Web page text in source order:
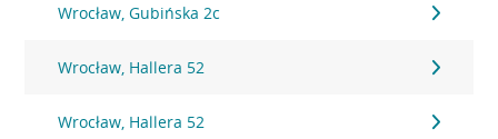
Wrocław, Gubińska 2c
Wrocław, Hallera 52
Wrocław, Hallera 52